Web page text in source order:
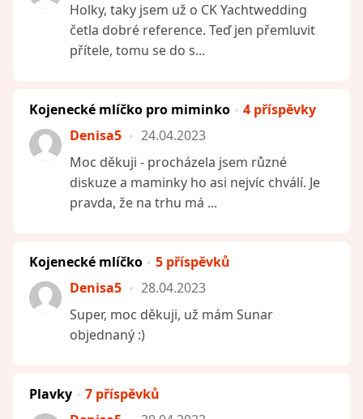
Holky, taky jsem už o CK Yachtwedding
četla dobré reference. Teď jen přemluvit
přítele, tomu se do s...
Kojenecké mlíčko pro miminko
4 příspěvky
Denisa5
24.04.2023
Moc děkuji - procházela jsem různé
diskuze a maminky ho asi nejvíc chválí. Je
pravda, že na trhu má ...
Kojenecké mlíčko
5 příspěvků
Denisa5
28.04.2023
Super, moc děkuji, už mám Sunar
objednaný :)
Plavky
7 příspěvků